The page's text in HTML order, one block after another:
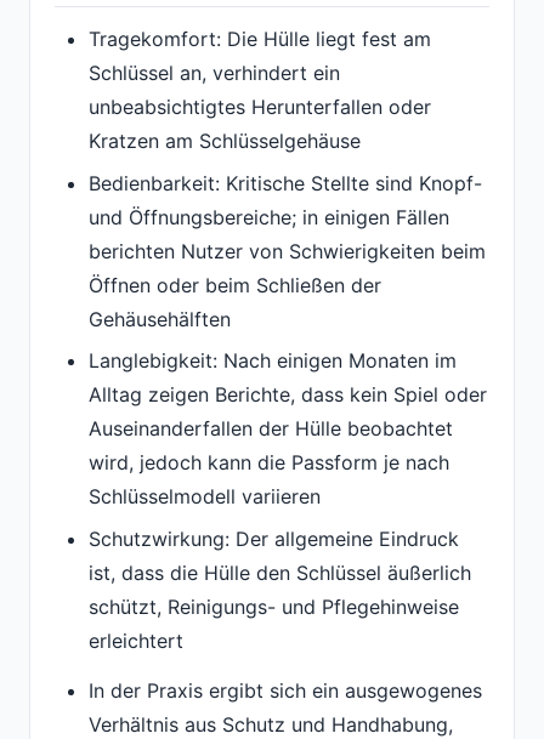
Tragekomfort: Die Hülle liegt fest am
Schlüssel an, verhindert ein
unbeabsichtigtes Herunterfallen oder
Kratzen am Schlüsselgehäuse
Bedienbarkeit: Kritische Stellte sind Knopf-
und Öffnungsbereiche; in einigen Fällen
berichten Nutzer von Schwierigkeiten beim
Öffnen oder beim Schließen der
Gehäusehälften
Langlebigkeit: Nach einigen Monaten im
Alltag zeigen Berichte, dass kein Spiel oder
Auseinanderfallen der Hülle beobachtet
wird, jedoch kann die Passform je nach
Schlüsselmodell variieren
Schutzwirkung: Der allgemeine Eindruck
ist, dass die Hülle den Schlüssel äußerlich
schützt, Reinigungs- und Pflegehinweise
erleichtert
In der Praxis ergibt sich ein ausgewogenes
Verhältnis aus Schutz und Handhabung,